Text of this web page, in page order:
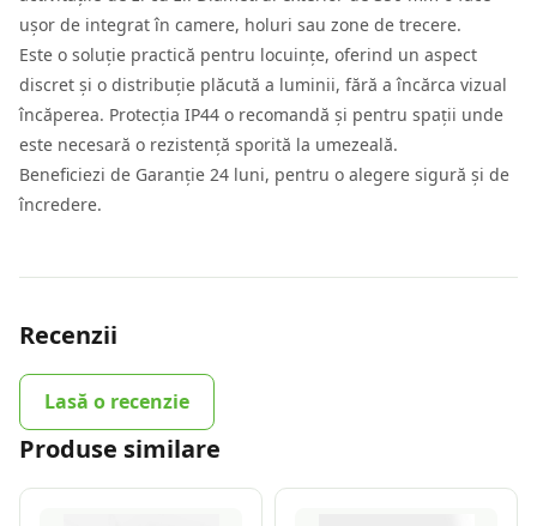
ușor de integrat în camere, holuri sau zone de trecere.
Este o soluție practică pentru locuințe, oferind un aspect
discret și o distribuție plăcută a luminii, fără a încărca vizual
încăperea. Protecția IP44 o recomandă și pentru spații unde
este necesară o rezistență sporită la umezeală.
Beneficiezi de Garanție 24 luni, pentru o alegere sigură și de
încredere.
Recenzii
Lasă o recenzie
Produse similare